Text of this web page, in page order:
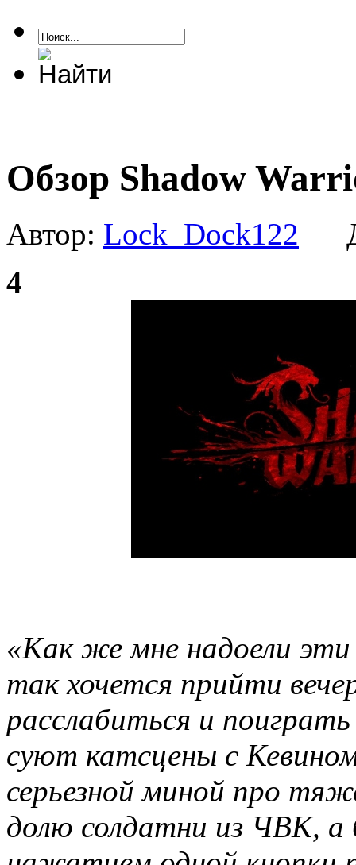
Обзор Shadow
Автор: Lock_Dock122
4
«Как же мне надоели
так хочется прийти
расслабиться и
суют катсцены с
серьезной миной про
долю солдатни из ЧВК, а